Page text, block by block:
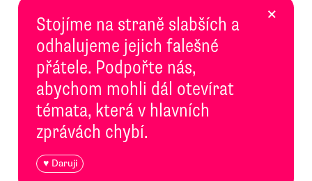
Stojíme na straně slabších a
odhalujeme jejich falešné
přátele. Podpořte nás,
abychom mohli dál otevírat
témata, která v hlavních
zprávách chybí.
♥ Daruji
×